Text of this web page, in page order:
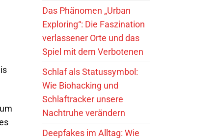
Das Phänomen „Urban
Exploring“: Die Faszination
verlassener Orte und das
Spiel mit dem Verbotenen
Schlaf als Statussymbol:
Wie Biohacking und
Schlaftracker unsere
Nachtruhe verändern
Deepfakes im Alltag: Wie